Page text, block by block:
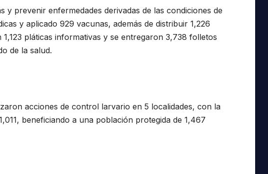
y prevenir enfermedades derivadas de las condiciones de
y aplicado 929 vacunas, además de distribuir 1,226
pláticas informativas y se entregaron 3,738 folletos
de la salud.
acciones de control larvario en 5 localidades, con la
beneficiando a una población protegida de 1,467